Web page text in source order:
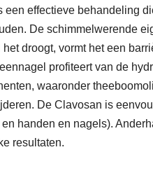
een effectieve behandeling
De schimmelwerende
het droogt, vormt het een
profiteert van de
waaronder
De Clavosan is
handen en nagels).
resultaten.